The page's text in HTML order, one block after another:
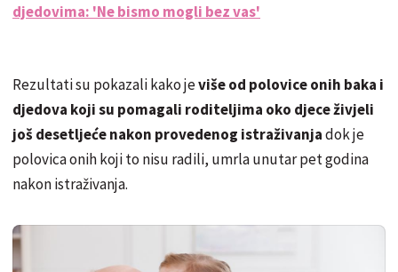
djedovima: 'Ne bismo mogli bez vas'
Rezultati su pokazali kako jeviše od polovice onih baka i
djedova koji su pomagali roditeljima oko djece živjeli
još desetljeće nakon provedenog istraživanjadok je
polovica onih koji to nisu radili, umrla unutar pet godina
nakon istraživanja.